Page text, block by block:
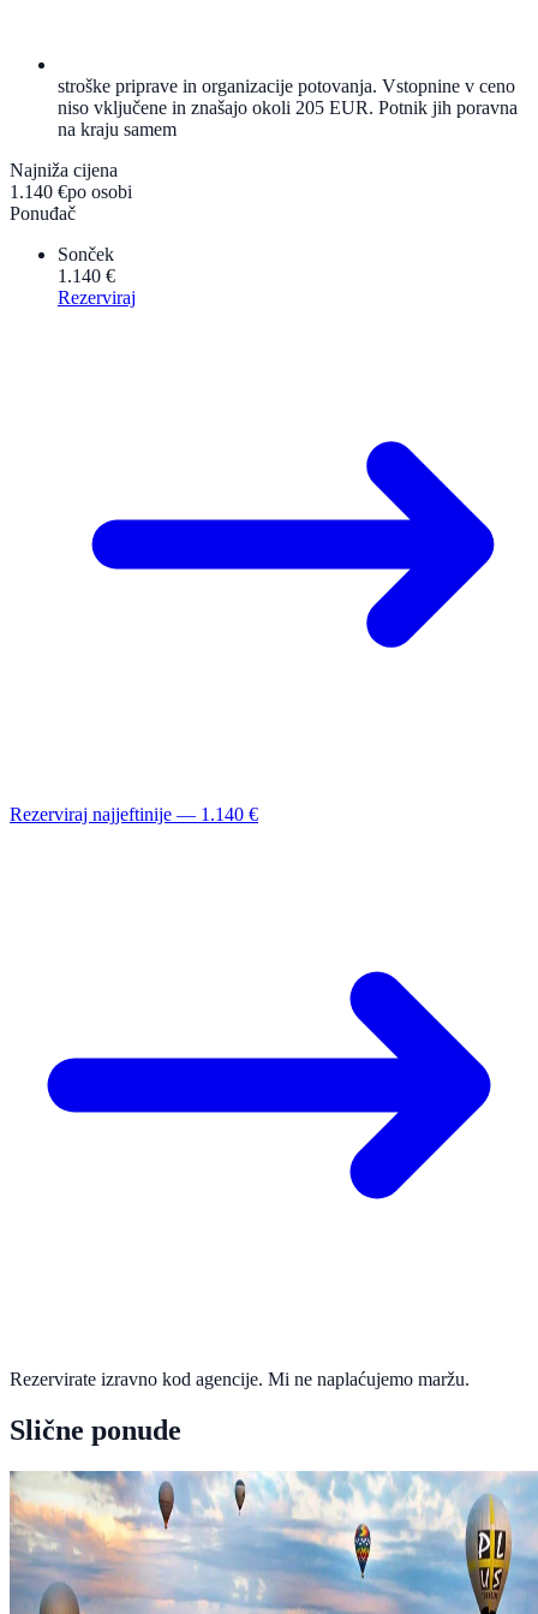
stroške priprave in organizacije potovanja. Vstopnine v ceno
niso vključene in znašajo okoli 205 EUR. Potnik jih poravna
na kraju samem
Najniža cijena
1.140 €po osobi
Ponuđač
Sonček
1.140 €
Rezerviraj
Rezerviraj najjeftinije — 1.140 €
Rezervirate izravno kod agencije. Mi ne naplaćujemo maržu.
Slične ponude